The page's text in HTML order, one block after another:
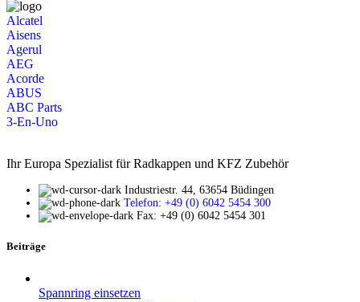
Alcatel
Aisens
Agerul
AEG
Acorde
ABUS
ABC Parts
3-En-Uno
Ihr Europa Spezialist für Radkappen und KFZ Zubehör
Industriestr. 44, 63654 Büdingen
Telefon: +49 (0) 6042 5454 300
Fax: +49 (0) 6042 5454 301
Beiträge
Spannring einsetzen